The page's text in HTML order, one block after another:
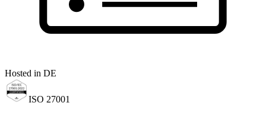
Hosted in DE
ISO 27001